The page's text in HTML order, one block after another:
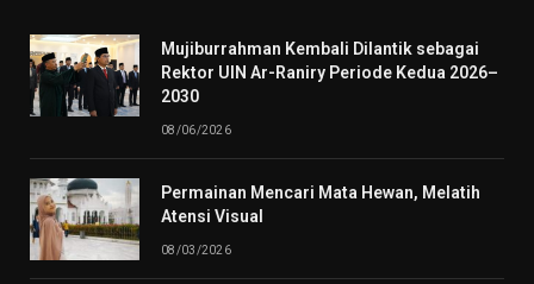
Mujiburrahman Kembali Dilantik sebagai
Rektor UIN Ar-Raniry Periode Kedua 2026–
2030
08/06/2026
Permainan Mencari Mata Hewan, Melatih
Atensi Visual
08/03/2026